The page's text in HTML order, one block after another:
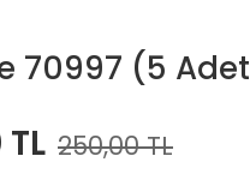
70997 (5
250,00 TL